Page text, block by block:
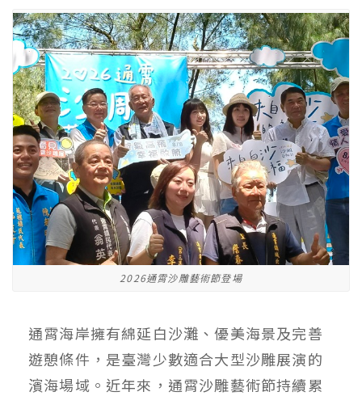
2026通霄沙雕藝術節登場
通霄海岸擁有綿延白沙灘、優美海景及完善
遊憩條件，是臺灣少數適合大型沙雕展演的
濱海場域。近年來，通霄沙雕藝術節持續累